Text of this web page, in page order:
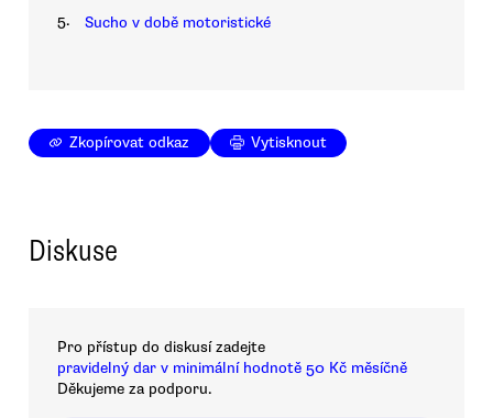
5. Sucho v době motoristické
Zkopírovat odkaz Vytisknout
Diskuse
Pro přístup do diskusí zadejte
pravidelný dar v minimální hodnotě 50 Kč měsíčně
Děkujeme za podporu.